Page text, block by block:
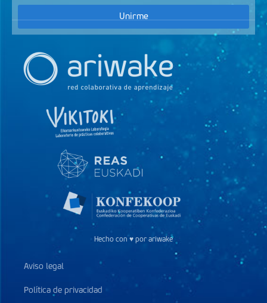
Unirme
Hecho con ♥ por ariwake
Aviso legal
Política de privacidad